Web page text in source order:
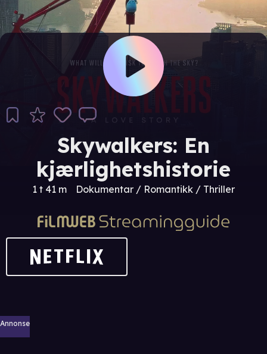
Skywalkers: En
kjærlighetshistorie
1 t 41 m Dokumentar / Romantikk / Thriller
Annonse